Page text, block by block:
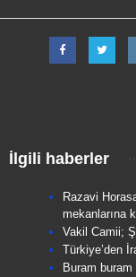
İlgili haberler
Razavi
mekanlarına
Vakil Camii;
Türkiye’den
Buram